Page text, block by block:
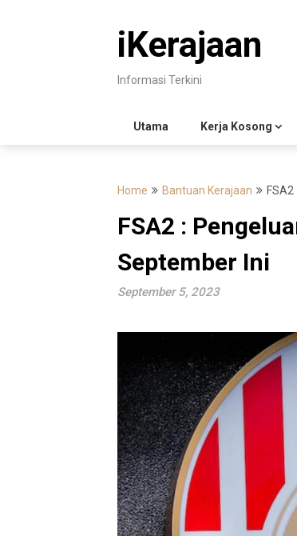
iKerajaan
Informasi Terkini
Utama Kerja Kosong
Home Bantuan Kerajaan
FSA2 :
September Ini
September 5, 2023